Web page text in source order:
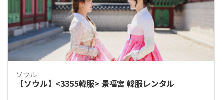
ソウル
【ソウル】<3355韓服> 景福宮 韓服レンタル